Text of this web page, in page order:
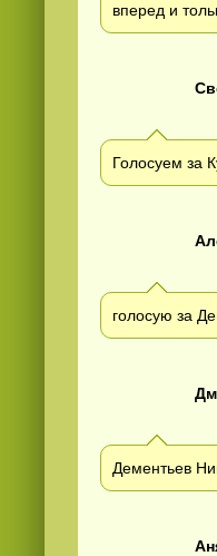
вперед и
Голосуем за
голосую за
Дементьев